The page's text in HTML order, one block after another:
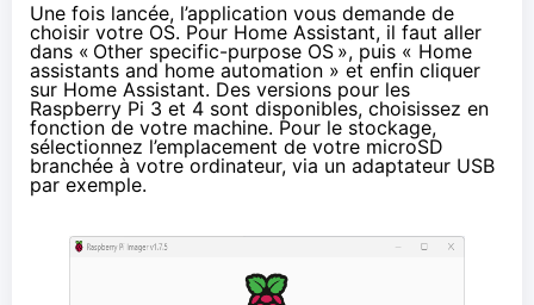
Une fois lancée, l’application vous demande de
choisir votre OS. Pour Home Assistant, il faut aller
dans « Other specific-purpose OS », puis « Home
assistants and home automation » et enfin cliquer
sur Home Assistant. Des versions pour les
Raspberry Pi 3 et 4 sont disponibles, choisissez en
fonction de votre machine. Pour le stockage,
sélectionnez l’emplacement de votre microSD
branchée à votre ordinateur, via un adaptateur USB
par exemple.